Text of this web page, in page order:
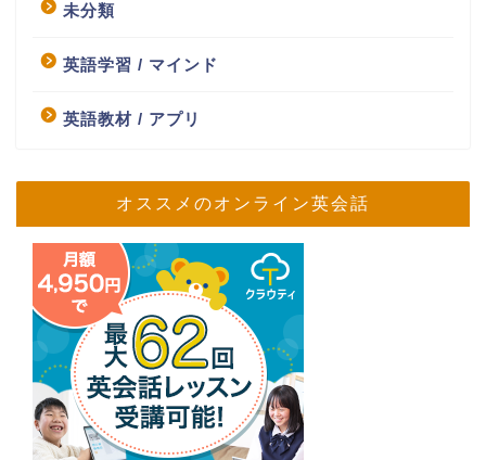
未分類
英語学習 / マインド
英語教材 / アプリ
オススメのオンライン英会話